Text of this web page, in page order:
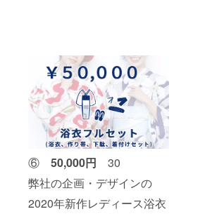
⑥ 50,000円 30
弊社の企画・デザインの
2020年新作レディース浴衣